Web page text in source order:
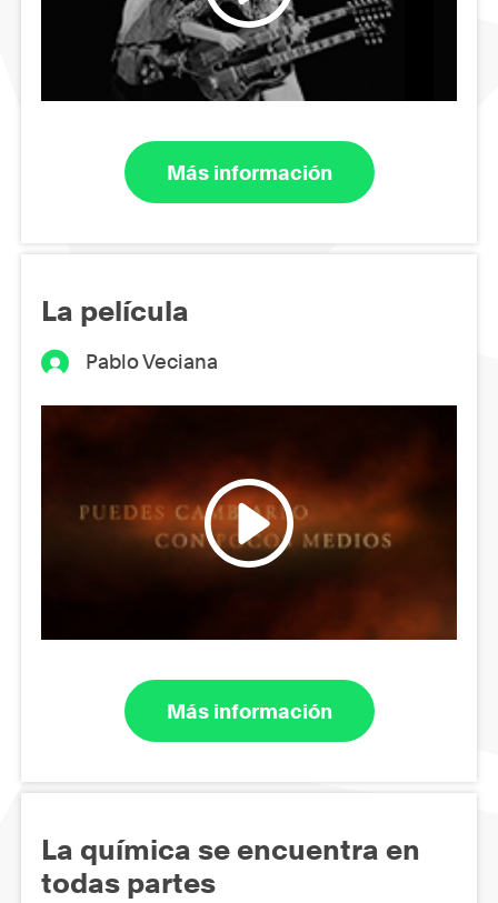
Más información
La película
Pablo Veciana
Más información
La química se encuentra en
todas partes